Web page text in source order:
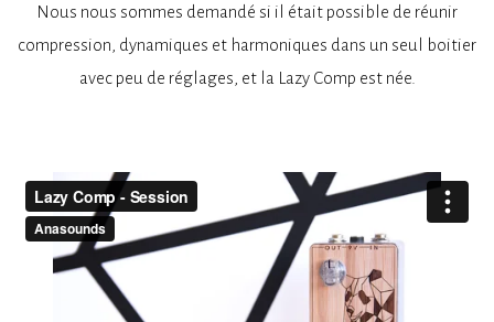
Nous nous sommes demandé si il était possible de réunir
compression, dynamiques et harmoniques dans un seul boitier
avec peu de réglages, et la Lazy Comp est née.